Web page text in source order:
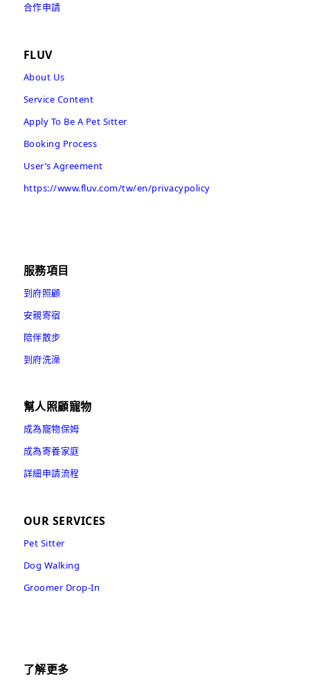
合作申請
FLUV
About Us
Service Content
Apply To Be A Pet Sitter
Booking Process
User’s Agreement
https://www.fluv.com/tw/en/privacypolicy
服務項目
到府照顧
安親寄宿
陪伴散步
到府洗澡
幫人照顧寵物
成為寵物保姆
成為寄養家庭
詳細申請流程
OUR SERVICES
Pet Sitter
Dog Walking
Groomer Drop-In
了解更多